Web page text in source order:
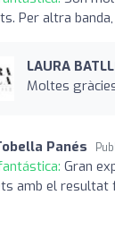
Per altra
LAURA
Moltes
Panés
Gran
amb el resultat